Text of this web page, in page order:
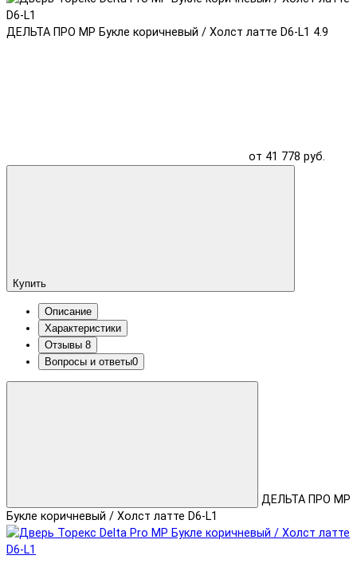
ДЕЛЬТА ПРО MP Букле коричневый / Холст латте D6-L1 4.9
от 41 778 руб.
Купить
Описание
Характеристики
Отзывы 8
Вопросы и ответы0
ДЕЛЬТА ПРО MP
Букле коричневый / Холст латте D6-L1